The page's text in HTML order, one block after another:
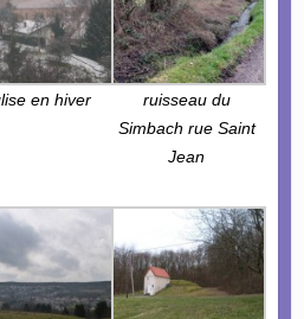
en hiver
ruisseau du
Simbach rue Saint
Jean